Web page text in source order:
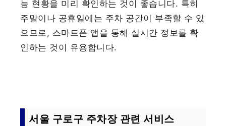
능 현황을 미리 확인하는 것이 좋습니다. 특히
주말이나 공휴일에는 주차 공간이 부족할 수 있
으므로, 스마트폰 앱을 통해 실시간 정보를 확
인하는 것이 유용합니다.
서울 구로구 주차장 관련 서비스